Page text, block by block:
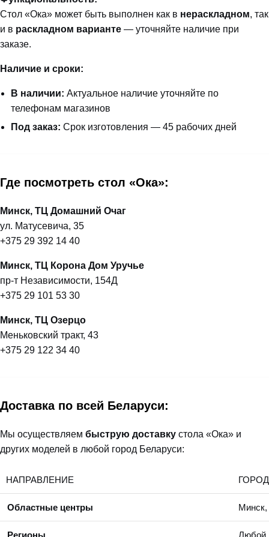
Стол «Ока» может быть выполнен как в нераскладном, так
и в раскладном варианте — уточняйте наличие при
заказе.
Наличие и сроки:
В наличии: Актуальное наличие уточняйте по
телефонам магазинов
Под заказ: Срок изготовления — 45 рабочих дней
Где посмотреть стол «Ока»:
Минск, ТЦ Домашний Очаг
ул. Матусевича, 35
+375 29 392 14 40
Минск, ТЦ Корона Дом Уручье
пр-т Независимости, 154Д
+375 29 101 53 30
Минск, ТЦ Озерцо
Меньковский тракт, 43
+375 29 122 34 40
Доставка по всей Беларуси:
Мы осуществляем быструю доставку стола «Ока» и
других моделей в любой город Беларуси:
НАПРАВЛЕНИЕ
Областные центры Минск,